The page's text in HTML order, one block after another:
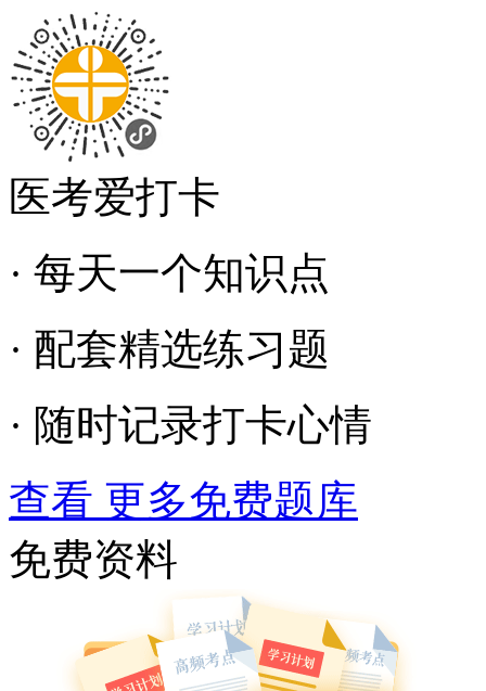
医考爱打卡
· 每天一个知识点
· 配套精选练习题
· 随时记录打卡心情
查看 更多免费题库
免费资料